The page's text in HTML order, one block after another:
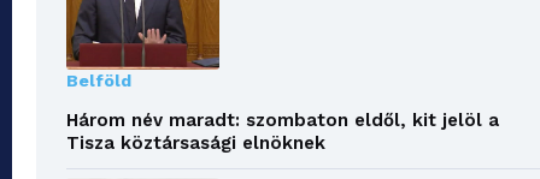
Belföld
Három név maradt: szombaton eldől, kit jelöl a
Tisza köztársasági elnöknek